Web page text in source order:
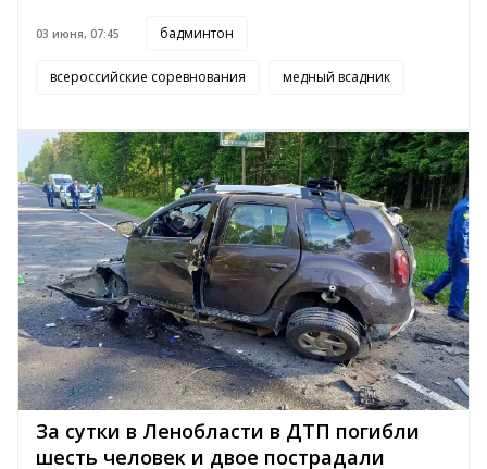
03 июня, 07:45 бадминтон
всероссийские соревнования медный всадник
За сутки в Ленобласти в ДТП погибли
шесть человек и двое пострадали